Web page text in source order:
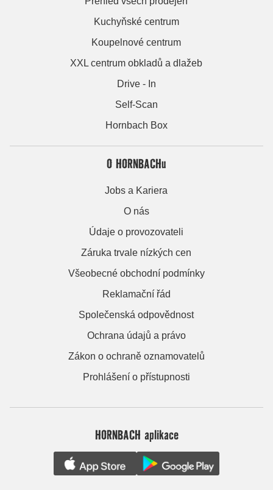
Kuchyňské centrum
Koupelnové centrum
XXL centrum obkladů a dlažeb
Drive - In
Self-Scan
Hornbach Box
O HORNBACHu
Jobs a Kariera
O nás
Údaje o provozovateli
Záruka trvale nízkých cen
Všeobecné obchodní podmínky
Reklamační řád
Společenská odpovědnost
Ochrana údajů a právo
Zákon o ochraně oznamovatelů
Prohlášení o přístupnosti
HORNBACH aplikace